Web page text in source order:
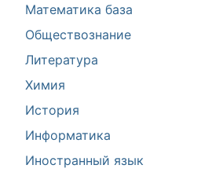
Математика база
Обществознание
Литература
Химия
История
Информатика
Иностранный язык